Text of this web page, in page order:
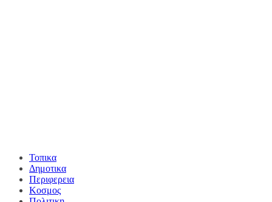
Τοπικα
Δημοτικα
Περιφερεια
Κοσμος